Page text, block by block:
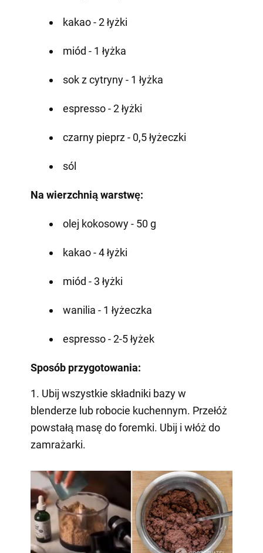
kakao - 2 łyżki
miód - 1 łyżka
sok z cytryny - 1 łyżka
espresso - 2 łyżki
czarny pieprz - 0,5 łyżeczki
sól
Na wierzchnią warstwę:
olej kokosowy - 50 g
kakao - 4 łyżki
miód - 3 łyżki
wanilia - 1 łyżeczka
espresso - 2-5 łyżek
Sposób przygotowania:
1. Ubij wszystkie składniki bazy w
blenderze lub robocie kuchennym. Przełóż
powstałą masę do foremki. Ubij i włóż do
zamrażarki.